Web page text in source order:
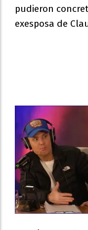
pudieron
exesposa de